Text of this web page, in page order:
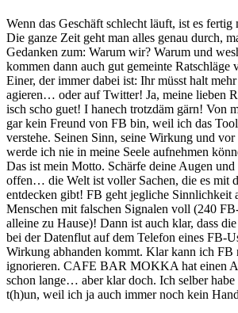
Wenn das Geschäft schlecht läuft, ist es fertig
Die ganze Zeit geht man alles genau durch,
Gedanken zum: Warum wir? Warum und
kommen dann auch gut gemeinte Ratschläge
Einer, der immer dabei ist: Ihr müsst halt
agieren… oder auf Twitter! Ja, meine lieben
isch scho guet! I hanech trotzdäm gärn! Von
gar kein Freund von FB bin, weil ich das
verstehe. Seinen Sinn, seine Wirkung und
werde ich nie in meine Seele aufnehmen
Das ist mein Motto. Schärfe deine Augen
offen… die Welt ist voller Sachen, die es mit
entdecken gibt! FB geht jegliche Sinnlichkeit
Menschen mit falschen Signalen voll (240
alleine zu Hause)! Dann ist auch klar, dass
bei der Datenflut auf dem Telefon eines FB-
Wirkung abhanden kommt. Klar kann ich FB
ignorieren. CAFE BAR MOKKA hat einen
schon lange… aber klar doch. Ich selber habe
t(h)un, weil ich ja auch immer noch kein